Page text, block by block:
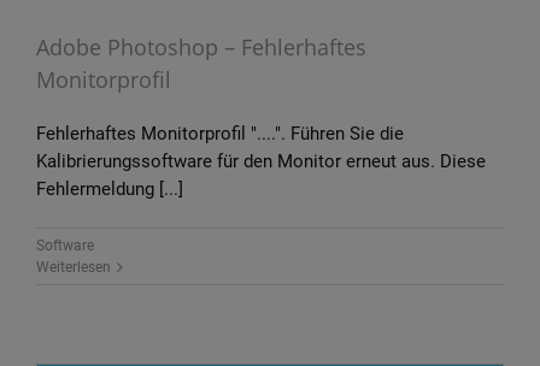
Adobe Photoshop – Fehlerhaftes
Monitorprofil
Fehlerhaftes Monitorprofil "....". Führen Sie die
Kalibrierungssoftware für den Monitor erneut aus. Diese
Fehlermeldung [...]
Software
Weiterlesen